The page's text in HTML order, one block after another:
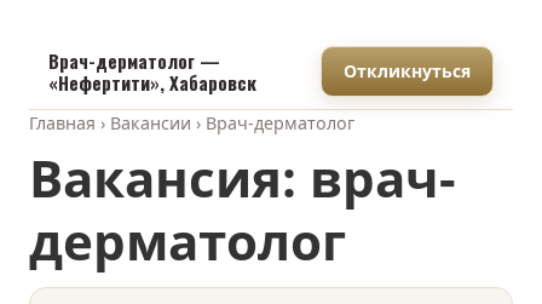
Врач-дерматолог —
«Нефертити», Хабаровск
Откликнуться
Главная › Вакансии › Врач-дерматолог
Вакансия: врач-
дерматолог